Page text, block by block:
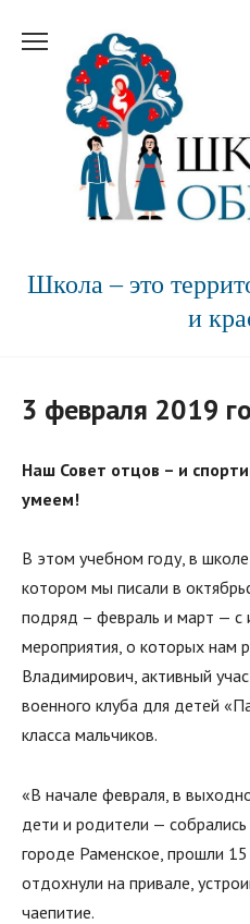
содержанию
Школа – это
и
3 февраля 2019
Наш Совет отцов – и
умеем!
В этом учебном году, в
котором мы писали в
подряд – февраль и март — с
мероприятия, о которых нам
Владимирович, активный
военного клуба для детей
класса мальчиков.
«В начале февраля, в
дети и родители —
городе Раменское, прошли
отдохнули на привале,
чаепитие.